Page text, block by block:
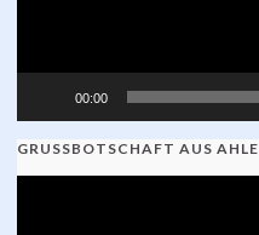
00:00
GRUSSBOTSCHAFT AUS AHLEN